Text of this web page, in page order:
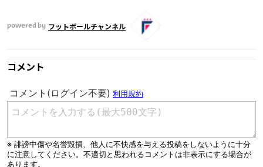
powered by フットボールチャンネル
コメント